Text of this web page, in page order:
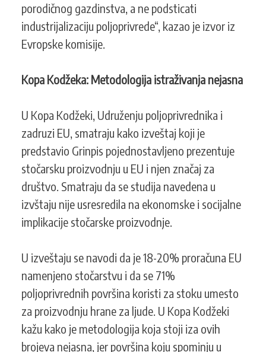
porodičnog gazdinstva, a ne podsticati
industrijalizaciju poljoprivrede“, kazao je izvor iz
Evropske komisije.
Kopa Kodžeka: Metodologija istraživanja nejasna
U Kopa Kodžeki, Udruženju poljoprivrednika i
zadruzi EU, smatraju kako izveštaj koji je
predstavio Grinpis pojednostavljeno prezentuje
stočarsku proizvodnju u EU i njen značaj za
društvo. Smatraju da se studija navedena u
izvštaju nije usresredila na ekonomske i socijalne
implikacije stočarske proizvodnje.
U izveštaju se navodi da je 18-20% proračuna EU
namenjeno stočarstvu i da se 71%
poljoprivrednih površina koristi za stoku umesto
za proizvodnju hrane za ljude. U Kopa Kodžeki
kažu kako je metodologija koja stoji iza ovih
brojeva nejasna, jer površina koju spominju u